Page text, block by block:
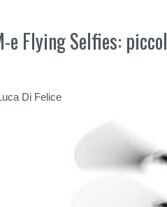
e Flying Selfies:
Di Felice